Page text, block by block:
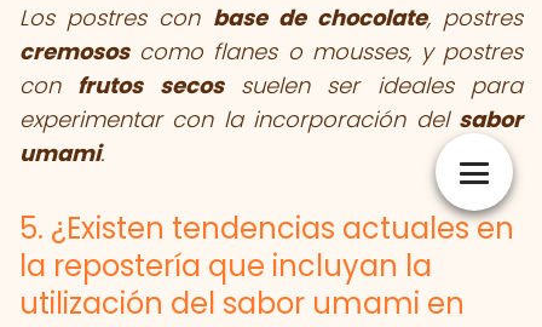
Los postres con base de chocolate, postres
cremososcomo flanes o mousses, y postres
con frutos secossuelen ser ideales para
experimentar con la incorporación del sabor
umami.
5. ¿Existen tendencias actuales en
la repostería que incluyan la
utilización del sabor umami en